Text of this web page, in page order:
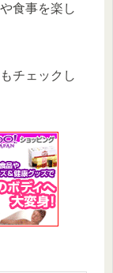
食事を楽し
チェックし